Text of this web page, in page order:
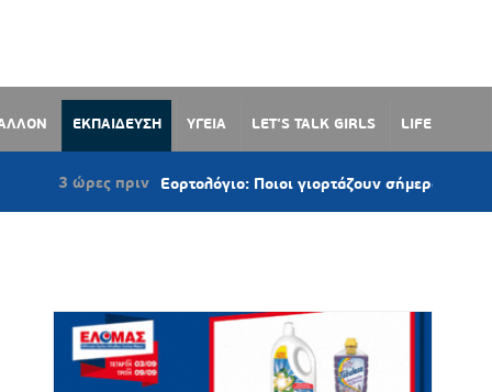
ΕΚΠΑΙΔΕΥΣΗ ΥΓΕΙΑ LET’S TALK GIRLS LIFE
Εορτολόγιο: Ποιοι γιορτάζουν σήμερα 7 Αυγούστου 2026